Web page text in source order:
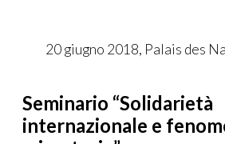
20 giugno 2018, Palais des
Seminario “Solidarietà
internazionale e